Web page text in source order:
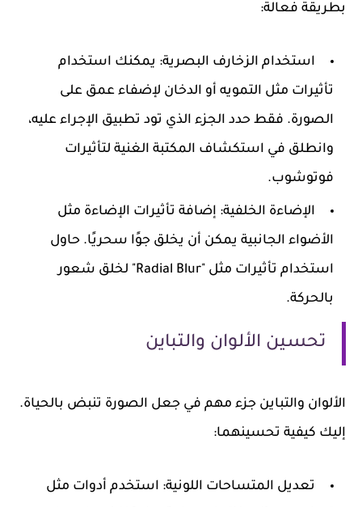
بطريقة فعالة:
استخدام الزخارف البصرية: يمكنك استخدام
تأثيرات مثل التمويه أو الدخان لإضفاء عمق على
الصورة. فقط حدد الجزء الذي تود تطبيق الإجراء عليه،
وانطلق في استكشاف المكتبة الغنية لتأثيرات
فوتوشوب.
الإضاءة الخلفية: إضافة تأثيرات الإضاءة مثل
الأضواء الجانبية يمكن أن يخلق جوًا سحريًا. حاول
استخدام تأثيرات مثل "Radial Blur" لخلق شعور
بالحركة.
تحسين الألوان والتباين
الألوان والتباين جزء مهم في جعل الصورة تنبض بالحياة.
إليك كيفية تحسينهما:
تعديل المتساحات اللونية: استخدم أدوات مثل